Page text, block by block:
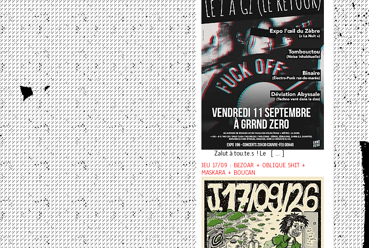
Zalut à tou.te.s ! Le [ ... ]
JEU 17/09 : BEZOAR + OBLIQUE SHIT +
MASKARA + BOUCAN